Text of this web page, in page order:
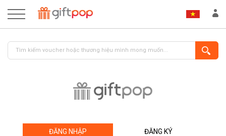
ĐĂNG NHẬP ĐĂNG KÝ